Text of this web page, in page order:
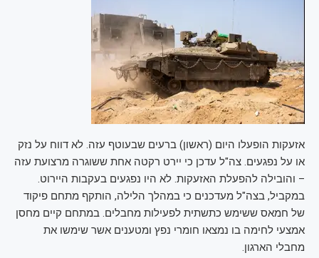
אזעקות הופעלו היום (ראשון) ברעים שבעוטף עזה. לא דווח על נזק
או על נפגעים. צה"ל עדכן כי יירט רקטה אחת ששוגרה מרצועת עזה
– והובילה להפעלת האזעקות. לא היו נפגעים בעקבות היירוט.
במקביל, בצה"ל מעדכנים כי במהלך הלילה, הותקף מתחם פיקוד
של חמאס ששימש כתשתית לפעילות מחבלים. במתחם קיים מחסן
אמצעי לחימה בו נמצאו חומרי נפץ ומטענים אשר שימשו את
מחבלי הארגון.